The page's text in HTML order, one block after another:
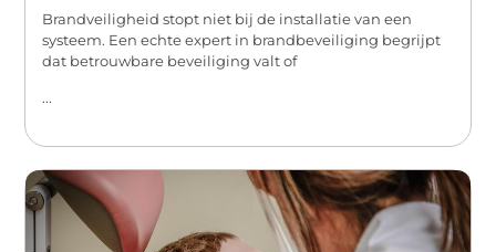
Brandveiligheid stopt niet bij de installatie van een
systeem. Een echte expert in brandbeveiliging begrijpt
dat betrouwbare beveiliging valt of
...